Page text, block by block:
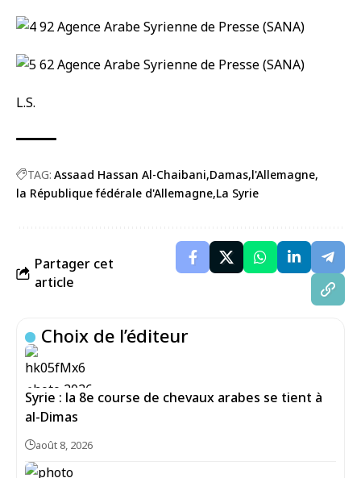
L.S.
TAG: Assaad Hassan Al-Chaibani Damas l'Allemagne
la République fédérale d'Allemagne La Syrie
Partager cet
article
Choix de l’éditeur
Syrie : la 8e course de chevaux arabes se tient à
al-Dimas
août 8, 2026